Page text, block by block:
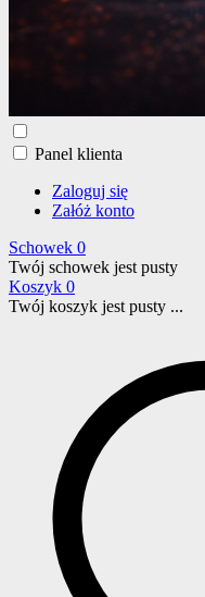
Panel klienta
Zaloguj się
Załóż konto
Schowek 0
Twój schowek jest pusty
Koszyk 0
Twój koszyk jest pusty ...